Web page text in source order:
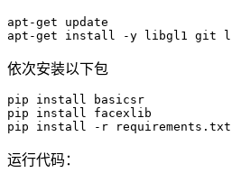
apt
apt -get install -y libgl 1 git
依次安装以下包
pip install
basicsr
pip install
facexlib
pip install
运行代码：